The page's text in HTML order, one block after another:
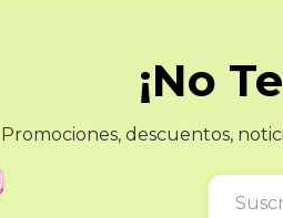
¡No
Promociones, descuentos,